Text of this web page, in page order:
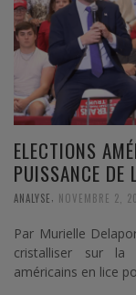
ELECTIONS
PUISSANCE DE
ANALYSE NOVEMBRE 2,
Par Murielle
cristalliser sur la
américains en lice